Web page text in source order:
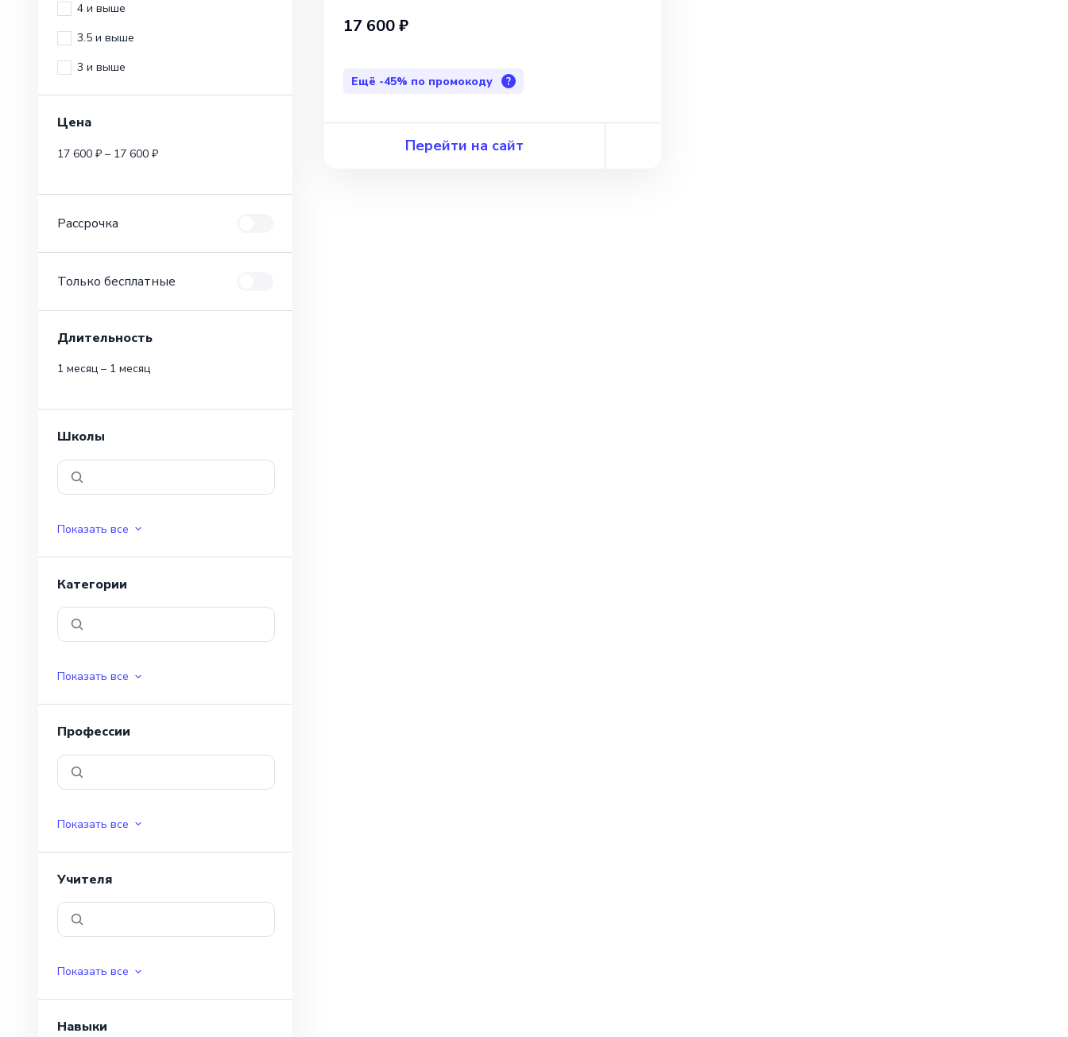
17 600 ₽
Ещё -45% по промокоду ?
Перейти на сайт
4 и выше
3.5 и выше
3 и выше
Цена
17 600 ₽ – 17 600 ₽
Рассрочка
Только бесплатные
Длительность
1 месяц – 1 месяц
Школы
Показать все
Категории
Показать все
Профессии
Показать все
Учителя
Показать все
Навыки